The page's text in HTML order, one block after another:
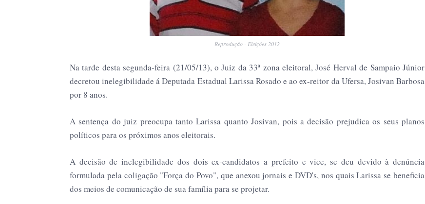
Reprodução - Eleições 2012
Na tarde desta segunda-feira (21/05/13), o Juiz da 33ª zona eleitoral, José Herval de Sampaio Júnior
decretou inelegibilidade á Deputada Estadual Larissa Rosado e ao ex-reitor da Ufersa, Josivan Barbosa
por 8 anos.
A sentença do juiz preocupa tanto Larissa quanto Josivan, pois a decisão prejudica os seus planos
políticos para os próximos anos eleitorais.
A decisão de inelegibilidade dos dois ex-candidatos a prefeito e vice, se deu devido à denúncia
formulada pela coligação "Força do Povo", que anexou jornais e DVD's, nos quais Larissa se beneficia
dos meios de comunicação de sua família para se projetar.